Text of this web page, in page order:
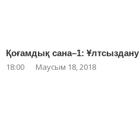
Қоғамдық сана–1: Ұлтсыздану
18:00 Маусым 18, 2018